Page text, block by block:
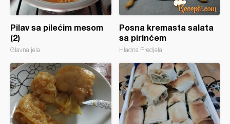
Pilav sa pilećim mesom
(2)
Glavna jela
Posna kremasta salata
sa pirinčem
Hladna Predjela